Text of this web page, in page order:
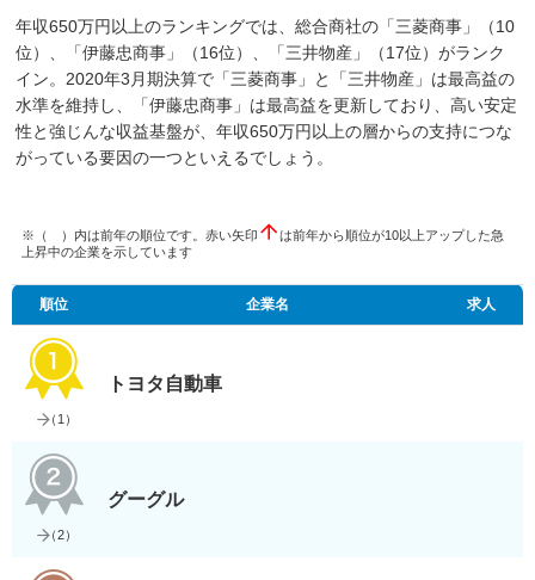
年収650万円以上のランキングでは、総合商社の「三菱商事」（10
位）、「伊藤忠商事」（16位）、「三井物産」（17位）がランク
イン。2020年3月期決算で「三菱商事」と「三井物産」は最高益の
水準を維持し、「伊藤忠商事」は最高益を更新しており、高い安定
性と強じんな収益基盤が、年収650万円以上の層からの支持につな
がっている要因の一つといえるでしょう。
※（ ）内は前年の順位です。赤い矢印
は前年から順位が10以上アップした急
上昇中の企業を示しています
順位 企業名 求人
（1）
トヨタ自動車
（2）
グーグル